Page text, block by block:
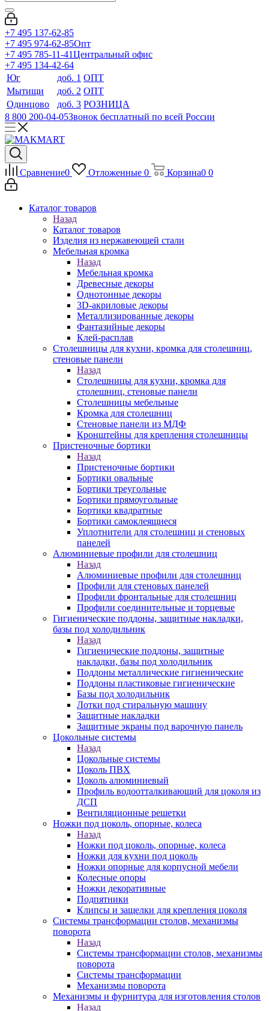
+7 495 137-62-85
+7 495 974-62-85Опт
+7 495 785-11-41Центральный офис
+7 495 134-42-64
Юг
доб. 1 ОПТ
Мытищи
доб. 2 ОПТ
Одинцово
доб. 3 РОЗНИЦА
8 800 200-04-05Звонок бесплатный по всей России
Сравнение0 Отложенные 0 Корзина0 0
Каталог товаров
Назад
Каталог товаров
Изделия из нержавеющей стали
Мебельная кромка
Назад
Мебельная кромка
Древесные декоры
Однотонные декоры
3D-акриловые декоры
Металлизированные декоры
Фантазийные декоры
Клей-расплав
Столешницы для кухни, кромка для столешниц,
стеновые панели
Назад
Столешницы для кухни, кромка для
столешниц, стеновые панели
Столешницы мебельные
Кромка для столешниц
Стеновые панели из МДФ
Кронштейны для крепления столешницы
Пристеночные бортики
Назад
Пристеночные бортики
Бортики овальные
Бортики треугольные
Бортики прямоугольные
Бортики квадратные
Бортики самоклеящиеся
Уплотнители для столешниц и стеновых
панелей
Алюминиевые профили для столешниц
Назад
Алюминиевые профили для столешниц
Профили для стеновых панелей
Профили фронтальные для столешниц
Профили соединительные и торцевые
Гигиенические поддоны, защитные накладки,
базы под холодильник
Назад
Гигиенические поддоны, защитные
накладки, базы под холодильник
Поддоны металлические гигиенические
Поддоны пластиковые гигиенические
Базы под холодильник
Лотки под стиральную машину
Защитные накладки
Защитные экраны под варочную панель
Цокольные системы
Назад
Цокольные системы
Цоколь ПВХ
Цоколь алюминиевый
Профиль водоотталкивающий для цоколя из
ДСП
Вентиляционные решетки
Ножки под цоколь, опорные, колеса
Назад
Ножки под цоколь, опорные, колеса
Ножки для кухни под цоколь
Ножки опорные для корпусной мебели
Колесные опоры
Ножки декоративные
Подпятники
Клипсы и защелки для крепления цоколя
Системы трансформации столов, механизмы
поворота
Назад
Системы трансформации столов, механизмы
поворота
Системы трансформации
Механизмы поворота
Механизмы и фурнитура для изготовления столов
Назад